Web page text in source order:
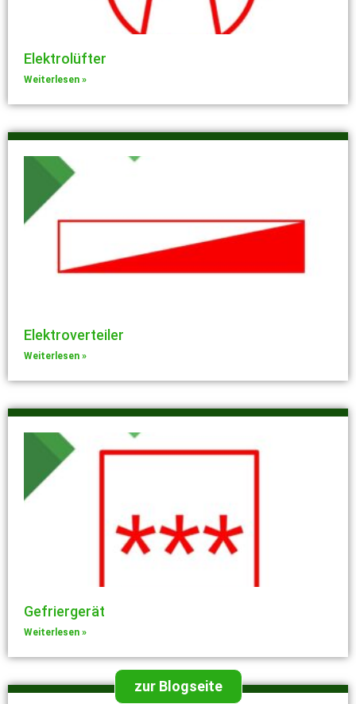
Elektrolüfter
Weiterlesen »
Elektroverteiler
Weiterlesen »
Gefriergerät
Weiterlesen »
zur Blogseite